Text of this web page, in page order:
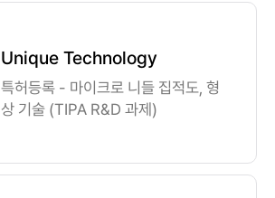
Unique Technology
특허등록 - 마이크로 니들 집적도, 형
상 기술 (TIPA R&D 과제)